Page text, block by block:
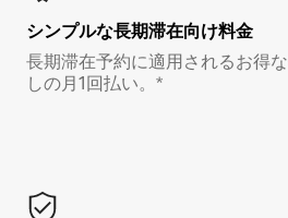
シンプルな長期滞在向け料金
長期滞在予約に適用されるお得
しの月1回払い。*